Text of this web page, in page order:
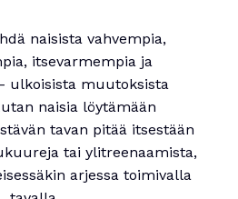
naisista vahvempia,
itsevarmempia ja
ulkoisista muutoksista
naisia löytämään
tavan pitää itsestään
tai ylitreenaamista,
arjessa toimivalla